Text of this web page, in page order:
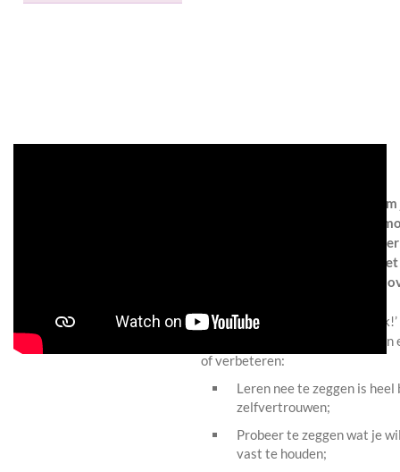
Wil je weten wat je kan doen
Wil je weten welke stappen je
gebied van zelfvertrouwen
onderstaande informatie. Bij
dingen waar je eerder nog niet
Als je “Wat jij wilt, dat kún je
al een heel eind. Maar verder
of verbeteren:
Leren nee te zeggen is
zelfvertrouwen;
Probeer te zeggen wat je
vast te houden;